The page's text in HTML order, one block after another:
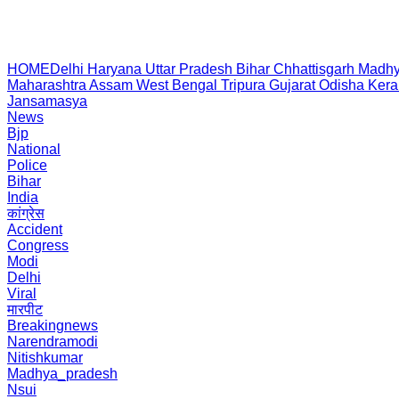
HOMEDelhi Haryana Uttar Pradesh Bihar Chhattisgarh
Maharashtra Assam West Bengal Tripura Gujarat Odisha
Jansamasya
News
Bjp
National
Police
Bihar
India
कांग्रेस
Accident
Congress
Modi
Delhi
Viral
मारपीट
Breakingnews
Narendramodi
Nitishkumar
Madhya_pradesh
Nsui